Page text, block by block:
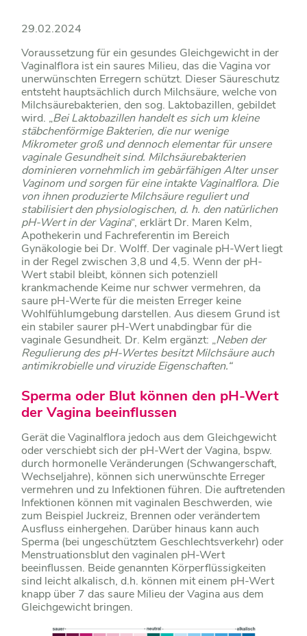
29.02.2024
Voraussetzung für ein gesundes Gleichgewicht in der
Vaginalflora ist ein saures Milieu, das die Vagina vor
unerwünschten Erregern schützt. Dieser Säureschutz
entsteht hauptsächlich durch Milchsäure, welche von
Milchsäurebakterien, den sog. Laktobazillen, gebildet
wird. „Bei Laktobazillen handelt es sich um kleine
stäbchenförmige Bakterien, die nur wenige
Mikrometer groß und dennoch elementar für unsere
vaginale Gesundheit sind. Milchsäurebakterien
dominieren vornehmlich im gebärfähigen Alter unser
Vaginom und sorgen für eine intakte Vaginalflora. Die
von ihnen produzierte Milchsäure reguliert und
stabilisiert den physiologischen, d. h. den natürlichen
pH-Wert in der Vagina“, erklärt Dr. Maren Kelm,
Apothekerin und Fachreferentin im Bereich
Gynäkologie bei Dr. Wolff. Der vaginale pH-Wert liegt
in der Regel zwischen 3,8 und 4,5. Wenn der pH-
Wert stabil bleibt, können sich potenziell
krankmachende Keime nur schwer vermehren, da
saure pH-Werte für die meisten Erreger keine
Wohlfühlumgebung darstellen. Aus diesem Grund ist
ein stabiler saurer pH-Wert unabdingbar für die
vaginale Gesundheit. Dr. Kelm ergänzt: „Neben der
Regulierung des pH-Wertes besitzt Milchsäure auch
antimikrobielle und viruzide Eigenschaften.“
Sperma oder Blut können den pH-Wert
der Vagina beeinflussen
Gerät die Vaginalflora jedoch aus dem Gleichgewicht
oder verschiebt sich der pH-Wert der Vagina, bspw.
durch hormonelle Veränderungen (Schwangerschaft,
Wechseljahre), können sich unerwünschte Erreger
vermehren und zu Infektionen führen. Die auftretenden
Infektionen können mit vaginalen Beschwerden, wie
zum Beispiel Juckreiz, Brennen oder verändertem
Ausfluss einhergehen. Darüber hinaus kann auch
Sperma (bei ungeschütztem Geschlechtsverkehr) oder
Menstruationsblut den vaginalen pH-Wert
beeinflussen. Beide genannten Körperflüssigkeiten
sind leicht alkalisch, d.h. können mit einem pH-Wert
knapp über 7 das saure Milieu der Vagina aus dem
Gleichgewicht bringen.